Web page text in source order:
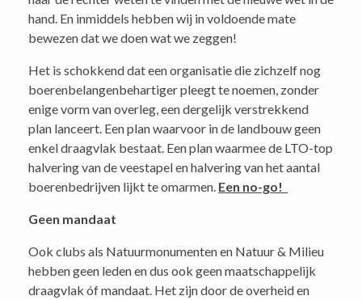
hand. En inmiddels hebben wij in voldoende mate
bewezen dat we doen wat we zeggen!
Het is schokkend dat een organisatie die zichzelf nog
boerenbelangenbehartiger pleegt te noemen, zonder
enige vorm van overleg, een dergelijk verstrekkend
plan lanceert. Een plan waarvoor in de landbouw geen
enkel draagvlak bestaat. Een plan waarmee de LTO-top
halvering van de veestapel en halvering van het aantal
boerenbedrijven lijkt te omarmen. Een no-go!
Geen mandaat
Ook clubs als Natuurmonumenten en Natuur & Milieu
hebben geen leden en dus ook geen maatschappelijk
draagvlak óf mandaat. Het zijn door de overheid en